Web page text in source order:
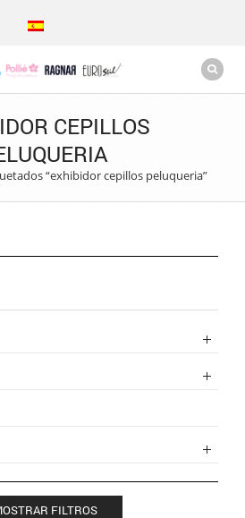
CEPILLOS
“exhibidor cepillos peluqueria”
FILTROS